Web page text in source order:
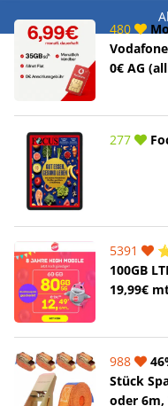
480
0€ AG
277
5391
100GB
19,99€
988
Stück
oder 6m,